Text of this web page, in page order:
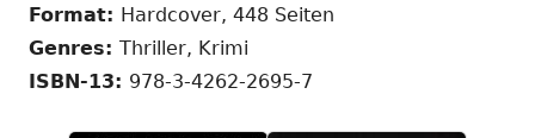
öffnen
Format: Hardcover, 448 Seiten
Genres: Thriller, Krimi
ISBN-13: 978-3-4262-2695-7